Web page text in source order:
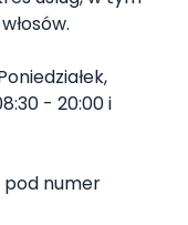
- 20:00 i
pod numer